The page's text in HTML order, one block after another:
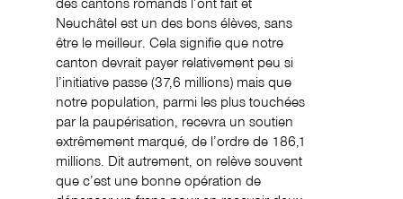
Neuchâtel est un des bons élèves, sans
être le meilleur. Cela signifie que notre
canton devrait payer relativement peu si
l’initiative passe (37,6 millions) mais que
notre population, parmi les plus touchées
par la paupérisation, recevra un soutien
extrêmement marqué, de l’ordre de 186,1
millions. Dit autrement, on relève souvent
que c’est une bonne opération de